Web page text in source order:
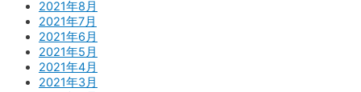
2021年8月
2021年7月
2021年6月
2021年5月
2021年4月
2021年3月